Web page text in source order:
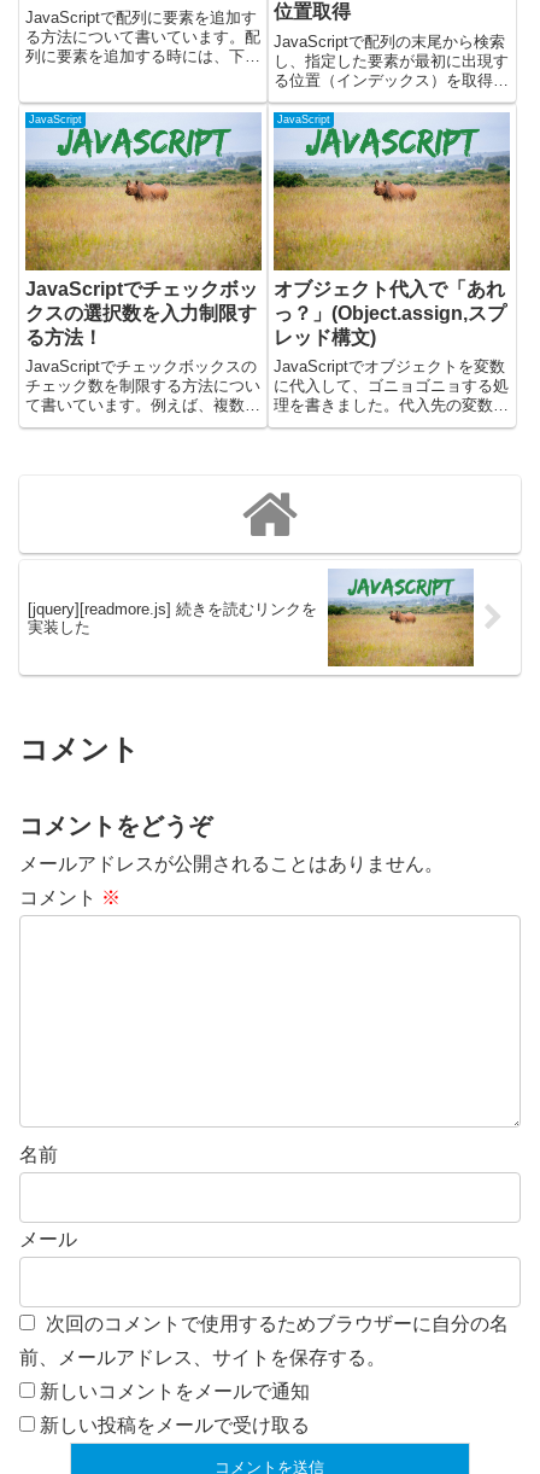
JavaScriptで配列に要素を追加す
る方法について書いています。配
列に要素を追加する時には、下記
加)・unshiftメソッド(配列の先頭
に要素を追加)・spliceメソッド
位置取得
JavaScriptで配列の末尾から検索
し、指定した要素が最初に出現す
る位置（インデックス）を取得す
るlastIndexOfメソッドについて
書いています。lastIndexOfメソ
ッドを使うと、配列内に同じ要素
が複数存在する場合に、最後に
現...
JavaScript
JavaScriptでチェックボッ
クスの選択数を入力制限す
る方法！
JavaScriptでチェックボックスの
チェック数を制限する方法につい
て書いています。例えば、複数あ
るチェックボックスから、選択可
JavaScript
オブジェクト代入で「あれ
っ？」(Object.assign,スプ
レッド構文)
JavaScriptでオブジェクトを変数
に代入して、ゴニョゴニョする処
理を書きました。代入先の変数の
内容を変えると、代入元の内容も
ーじゃなく...
[jquery][readmore.js] 続きを読むリンクを
実装した
コメント
コメントをどうぞ
メールアドレスが公開されることはありません。
コメント ※
名前
メール
次回のコメントで使用するためブラウザーに自分の名
前、メールアドレス、サイトを保存する。
新しいコメントをメールで通知
新しい投稿をメールで受け取る